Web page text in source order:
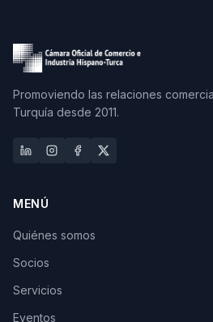
Promoviendo las relaciones
Turquía desde 2011.
MENÚ
Quiénes somos
Socios
Servicios
Eventos